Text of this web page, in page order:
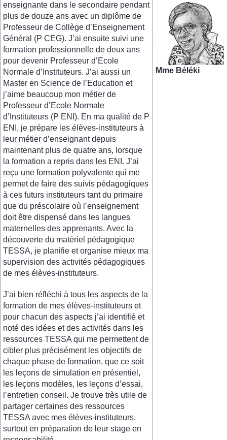
enseignante dans le secondaire pendant
plus de douze ans avec un diplôme de
Professeur de Collège d’Enseignement
Général (P CEG). J’ai ensuite suivi une
formation professionnelle de deux ans
pour devenir Professeur d’Ecole
Normale d’Instituteurs. J’ai aussi un
Master en Science de l’Education et
j’aime beaucoup mon métier de
Professeur d’Ecole Normale
d’Instituteurs (P ENI). En ma qualité de P
ENI, je prépare les élèves-instituteurs à
leur métier d’enseignant depuis
maintenant plus de quatre ans, lorsque
la formation a repris dans les ENI. J’ai
reçu une formation polyvalente qui me
permet de faire des suivis pédagogiques
à ces futurs instituteurs tant du primaire
que du préscolaire où l’enseignement
doit être dispensé dans les langues
maternelles des apprenants. Avec la
découverte du matériel pédagogique
TESSA, je planifie et organise mieux ma
supervision des activités pédagogiques
de mes élèves-instituteurs.
J’ai bien réfléchi à tous les aspects de la
formation de mes élèves-instituteurs et
pour chacun des aspects j’ai identifié et
noté des idées et des activités dans les
ressources TESSA qui me permettent de
cibler plus précisément les objectifs de
chaque phase de formation, que ce soit
les leçons de simulation en présentiel,
les leçons modèles, les leçons d’essai,
l’entretien conseil. Je trouve très utile de
partager certaines des ressources
TESSA avec mes élèves-instituteurs,
surtout en préparation de leur stage en
Mme Béléki